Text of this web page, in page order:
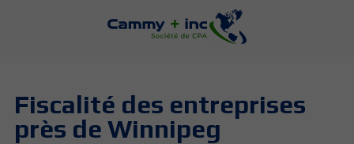
Fiscalité des entreprises
près de Winnipeg